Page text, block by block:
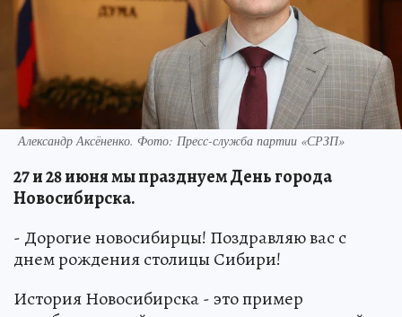
Александр Аксёненко. Фото: Пресс-служба партии «СРЗП»
27 и 28 июня мы празднуем День города
Новосибирска.
- Дорогие новосибирцы! Поздравляю вас с
днем рождения столицы Сибири!